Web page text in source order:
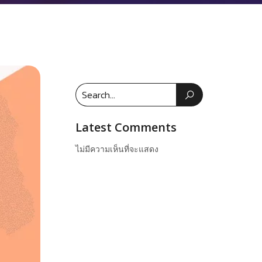
Latest Comments
ไม่มีความเห็นที่จะแสดง